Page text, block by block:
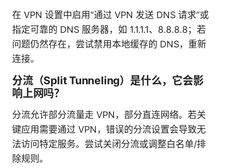
在 VPN 设置中启用“通过 VPN 发送 DNS 请求”或
指定可靠的 DNS 服务器，如 1.1.1.1、8.8.8.8；若
问题仍然存在，尝试禁用本地缓存的 DNS，重新
连接。
分流（Split Tunneling）是什么，它会影
响上网吗？
分流允许部分流量走 VPN，部分直连网络。若关
键应用需要通过 VPN，错误的分流设置会导致无
法访问特定服务。尝试关闭分流或调整白名单/排
除规则。